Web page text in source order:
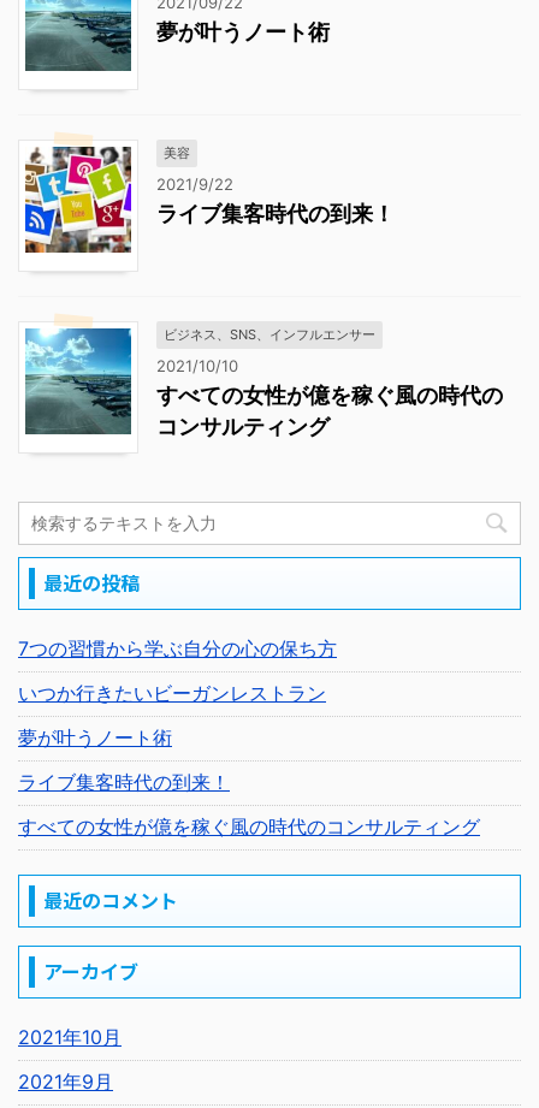
夢が叶うノート術
美容
2021/9/22
ライブ集客時代の到来！
ビジネス、SNS、インフルエンサー
2021/10/10
すべての女性が億を稼ぐ風の時代の
コンサルティング
最近の投稿
7つの習慣から学ぶ自分の心の保ち方
いつか行きたいビーガンレストラン
夢が叶うノート術
ライブ集客時代の到来！
すべての女性が億を稼ぐ風の時代のコンサルティング
最近のコメント
アーカイブ
2021年10月
2021年9月